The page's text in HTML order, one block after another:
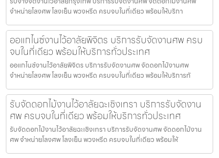
จำหน่ายโลงศพ โลงเย็น พวงหรีด ครบจบในที่เดียว พร้อมให้บริกา
ออแกไนซ์งานไว้อาลัยพิจิตร บริการรับจัดงานศพ ครบ
จบในที่เดียว พร้อมให้บริการทั่วประเทศ
ออแกไนซ์งานไว้อาลัยพิจิตร บริการรับจัดงานศพ จัดดอกไม้งานศพ
จำหน่ายโลงศพ โลงเย็น พวงหรีด ครบจบในที่เดียว พร้อมให้บริการทั
รับจัดดอกไม้งานไว้อาลัยฉะเชิงเทรา บริการรับจัดงาน
ศพ ครบจบในที่เดียว พร้อมให้บริการทั่วประเทศ
รับจัดดอกไม้งานไว้อาลัยฉะเชิงเทรา บริการรับจัดงานศพ จัดดอกไม้งาน
ศพ จำหน่ายโลงศพ โลงเย็น พวงหรีด ครบจบในที่เดียว พร้อมให้